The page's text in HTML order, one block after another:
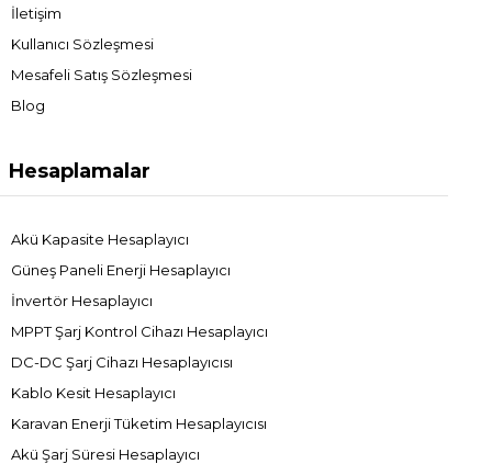
İletişim
Kullanıcı Sözleşmesi
Mesafeli Satış Sözleşmesi
Blog
Hesaplamalar
Akü Kapasite Hesaplayıcı
Güneş Paneli Enerji Hesaplayıcı
İnvertör Hesaplayıcı
MPPT Şarj Kontrol Cihazı Hesaplayıcı
DC-DC Şarj Cihazı Hesaplayıcısı
Kablo Kesit Hesaplayıcı
Karavan Enerji Tüketim Hesaplayıcısı
Akü Şarj Süresi Hesaplayıcı